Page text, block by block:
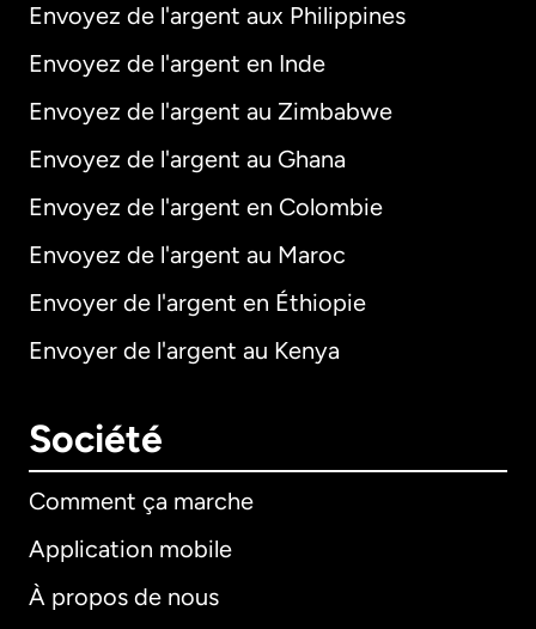
Envoyez de l'argent aux Philippines
Envoyez de l'argent en Inde
Envoyez de l'argent au Zimbabwe
Envoyez de l'argent au Ghana
Envoyez de l'argent en Colombie
Envoyez de l'argent au Maroc
Envoyer de l'argent en Éthiopie
Envoyer de l'argent au Kenya
Société
Comment ça marche
Application mobile
À propos de nous